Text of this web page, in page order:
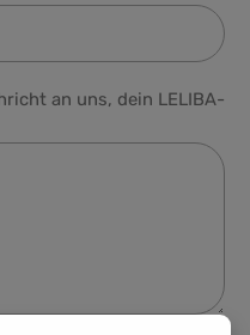
an uns, dein LELIBA-